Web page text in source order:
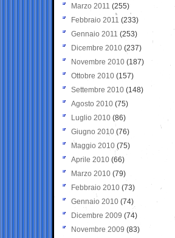
Marzo 2011 (255)
Febbraio 2011 (233)
Gennaio 2011 (253)
Dicembre 2010 (237)
Novembre 2010 (187)
Ottobre 2010 (157)
Settembre 2010 (148)
Agosto 2010 (75)
Luglio 2010 (86)
Giugno 2010 (76)
Maggio 2010 (75)
Aprile 2010 (66)
Marzo 2010 (79)
Febbraio 2010 (73)
Gennaio 2010 (74)
Dicembre 2009 (74)
Novembre 2009 (83)